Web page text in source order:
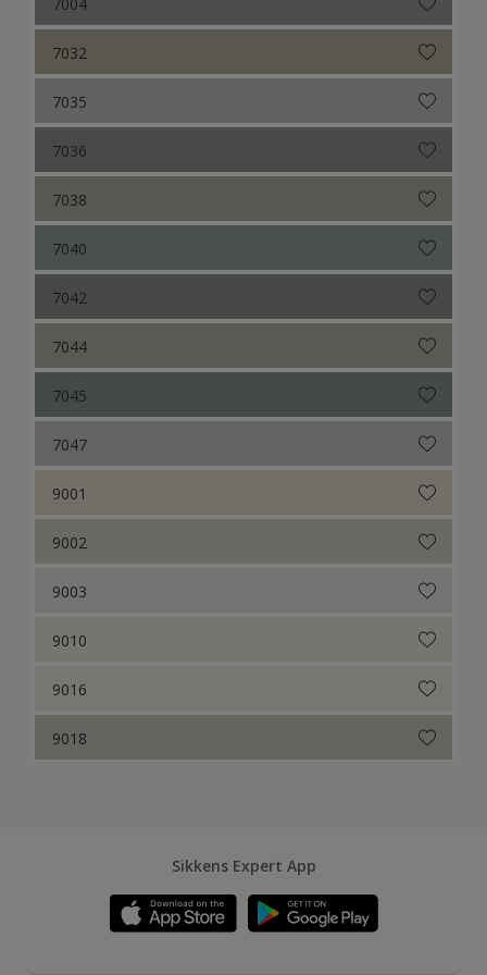
7032
7035
7036
7038
7040
7042
7044
7045
7047
9001
9002
9003
9010
9016
9018
Sikkens Expert App